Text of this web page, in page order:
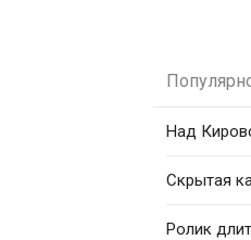
Над
Скрытая
Ролик